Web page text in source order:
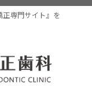
専門サイト』を